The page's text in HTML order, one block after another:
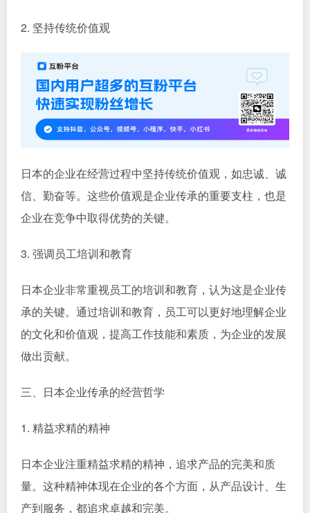
2. 坚持传统价值观
日本的企业在经营过程中坚持传统价值观，如忠诚、诚
信、勤奋等。这些价值观是企业传承的重要支柱，也是
企业在竞争中取得优势的关键。
3. 强调员工培训和教育
日本企业非常重视员工的培训和教育，认为这是企业传
承的关键。通过培训和教育，员工可以更好地理解企业
的文化和价值观，提高工作技能和素质，为企业的发展
做出贡献。
三、日本企业传承的经营哲学
1. 精益求精的精神
日本企业注重精益求精的精神，追求产品的完美和质
量。这种精神体现在企业的各个方面，从产品设计、生
产到服务，都追求卓越和完美。